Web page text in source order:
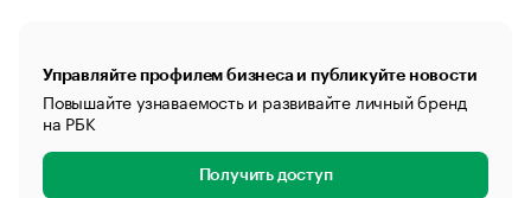
Управляйте профилем бизнеса и публикуйте новости
Повышайте узнаваемость и развивайте личный бренд
на РБК
Получить доступ